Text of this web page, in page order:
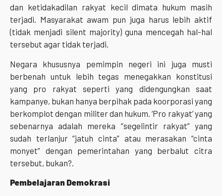
dan ketidakadilan rakyat kecil dimata hukum masih
terjadi. Masyarakat awam pun juga harus lebih aktif
(tidak menjadi silent majority) guna mencegah hal-hal
tersebut agar tidak terjadi.
Negara khususnya pemimpin negeri ini juga musti
berbenah untuk lebih tegas menegakkan konstitusi
yang pro rakyat seperti yang didengungkan saat
kampanye, bukan hanya berpihak pada koorporasi yang
berkomplot dengan militer dan hukum. ‘Pro rakyat’ yang
sebenarnya adalah mereka “segelintir rakyat” yang
sudah terlanjur “jatuh cinta” atau merasakan “cinta
monyet” dengan pemerintahan yang berbalut citra
tersebut, bukan?.
Pembelajaran Demokrasi